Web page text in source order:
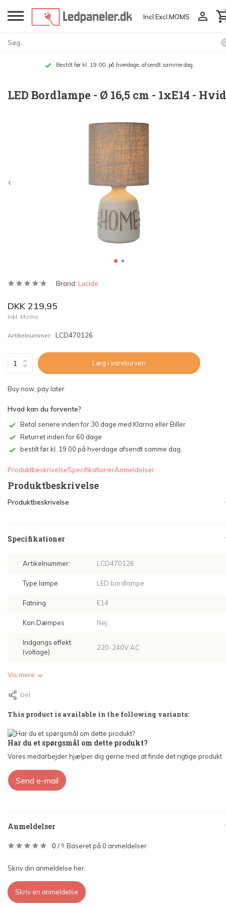
Incl. Excl. MOMS
Bestilt før kl. 19.00, på hverdage, afsendt samme dag.
LED Bordlampe - Ø 16,5 cm - 1xE14 - Hvid
Brand: Lucide
DKK 219,95
Inkl. Moms
Artikelnummer: LCD470126
Læg i varekurven
Buy now, pay later
Hvad kan du forvente?
Betal senere inden for 30 dage med Klarna eller Biller
Returret inden for 60 dage
bestilt før kl. 19.00 på hverdage afsendt samme dag.
ProduktbeskrivelseSpecifikationerAnmeldelser
Produktbeskrivelse
Produktbeskrivelse
Specifikationer
Artikelnummer: LCD470126
Type lampe LED bordlampe
Fatning E14
Kan Dæmpes Nej
Indgangs effekt
(voltage)
220-240V AC
Vis mere
Del
This product is available in the following variants:
Har du et spørgsmål om dette produkt?
Vores medarbejder hjælper dig gerne med at finde det rigtige produkt
Send e-mail
Anmeldelser
0 / 5 Baseret på 0 anmeldelser
Skriv din anmeldelse her.
Skriv en anmeldelse